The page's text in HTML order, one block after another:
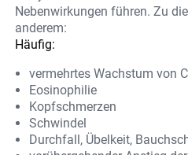
Nebenwirkungen führen. Zu
anderem:
Häufig:
vermehrtes Wachstum von
Eosinophilie
Kopfschmerzen
Schwindel
Durchfall, Übelkeit,